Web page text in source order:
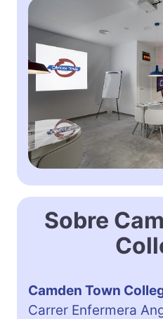
Sobre
Camden Town
Carrer Enfermera